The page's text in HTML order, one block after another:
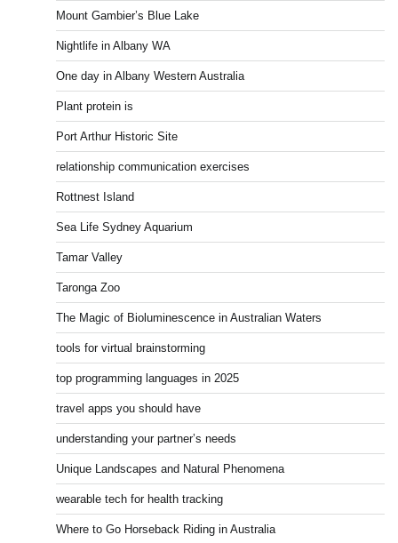
Mount Gambier’s Blue Lake
Nightlife in Albany WA
One day in Albany Western Australia
Plant protein is
Port Arthur Historic Site
relationship communication exercises
Rottnest Island
Sea Life Sydney Aquarium
Tamar Valley
Taronga Zoo
The Magic of Bioluminescence in Australian Waters
tools for virtual brainstorming
top programming languages in 2025
travel apps you should have
understanding your partner’s needs
Unique Landscapes and Natural Phenomena
wearable tech for health tracking
Where to Go Horseback Riding in Australia